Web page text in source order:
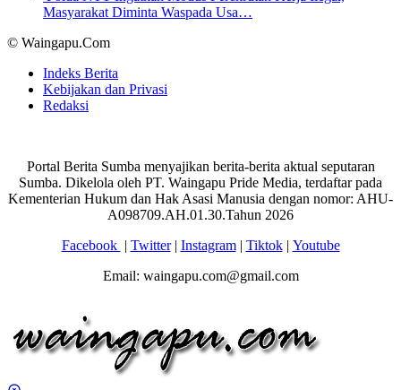
Masyarakat Diminta Waspada Usa…
© Waingapu.Com
Indeks Berita
Kebijakan dan Privasi
Redaksi
Portal Berita Sumba menyajikan berita-berita aktual seputaran
Sumba. Dikelola oleh PT. Waingapu Pride Media, terdaftar pada
Kementerian Hukum dan Hak Asasi Manusia dengan nomor: AHU-
A098709.AH.01.30.Tahun 2026
Facebook | Twitter| Instagram| Tiktok| Youtube
Email: waingapu.com@gmail.com